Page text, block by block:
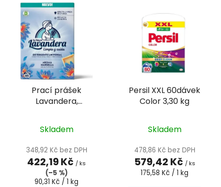
Prací prášek
Lavandera,
dávek, na praní
Skladem
348,92 Kč bez DPH
422,19 Kč / ks
(–5 %)
Měrná
90,31 Kč / 1 kg
Persil XXL 60dávek
Color 3,30 kg
Skladem
478,86 Kč bez DPH
579,42 Kč / ks
Měrná
175,58 Kč / 1 kg